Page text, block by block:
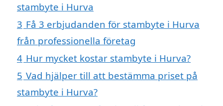
stambyte i Hurva
3 Få 3 erbjudanden för stambyte i Hurva
från professionella företag
4 Hur mycket kostar stambyte i Hurva?
5 Vad hjälper till att bestämma priset på
stambyte i Hurva?